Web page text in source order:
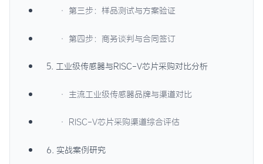
· 第三步：样品测试与方案验证
· 第四步：商务谈判与合同签订
5. 工业级传感器与RISC-V芯片采购对比分析
· 主流工业级传感器品牌与渠道对比
· RISC-V芯片采购渠道综合评估
6. 实战案例研究